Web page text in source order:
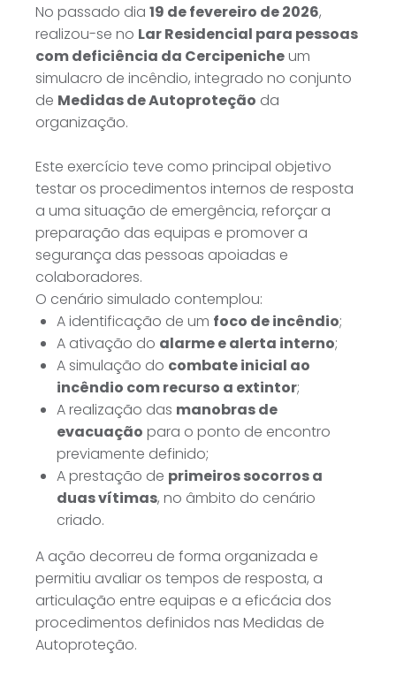
No passado dia 19 de fevereiro de 2026,
realizou-se no Lar Residencial para pessoas
com deficiência da Cercipenicheum
simulacro de incêndio, integrado no conjunto
de Medidas de Autoproteção da
organização.
Este exercício teve como principal objetivo
testar os procedimentos internos de resposta
a uma situação de emergência, reforçar a
preparação das equipas e promover a
segurança das pessoas apoiadas e
colaboradores.
O cenário simulado contemplou:
A identificação de um foco de incêndio;
A ativação do alarme e alerta interno;
A simulação do combate inicial ao
incêndio com recurso a extintor;
A realização das manobras de
evacuação para o ponto de encontro
previamente definido;
A prestação de primeiros socorros a
duas vítimas, no âmbito do cenário
criado.
A ação decorreu de forma organizada e
permitiu avaliar os tempos de resposta, a
articulação entre equipas e a eficácia dos
procedimentos definidos nas Medidas de
Autoproteção.